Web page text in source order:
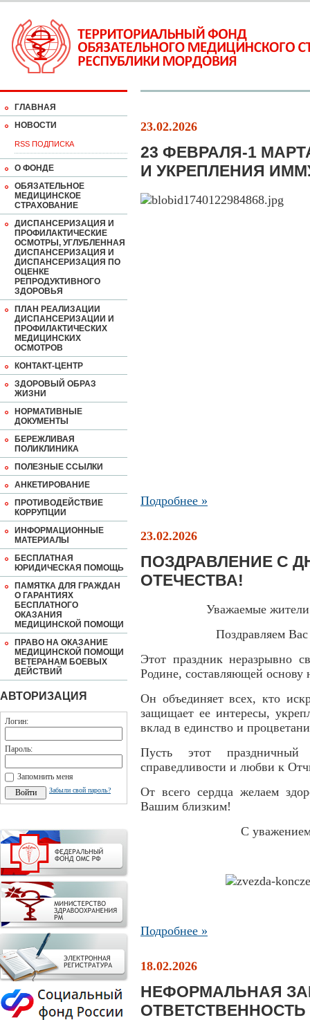
ГЛАВНАЯ
НОВОСТИ
RSS ПОДПИСКА
О ФОНДЕ
ОБЯЗАТЕЛЬНОЕ
МЕДИЦИНСКОЕ
СТРАХОВАНИЕ
ДИСПАНСЕРИЗАЦИЯ И
ПРОФИЛАКТИЧЕСКИЕ
ОСМОТРЫ, УГЛУБЛЕННАЯ
ДИСПАНСЕРИЗАЦИЯ И
ДИСПАНСЕРИЗАЦИЯ ПО
ОЦЕНКЕ
РЕПРОДУКТИВНОГО
ЗДОРОВЬЯ
ПЛАН РЕАЛИЗАЦИИ
ДИСПАНСЕРИЗАЦИИ И
ПРОФИЛАКТИЧЕСКИХ
МЕДИЦИНСКИХ
ОСМОТРОВ
КОНТАКТ-ЦЕНТР
ЗДОРОВЫЙ ОБРАЗ
ЖИЗНИ
НОРМАТИВНЫЕ
ДОКУМЕНТЫ
БЕРЕЖЛИВАЯ
ПОЛИКЛИНИКА
ПОЛЕЗНЫЕ ССЫЛКИ
АНКЕТИРОВАНИЕ
ПРОТИВОДЕЙСТВИЕ
КОРРУПЦИИ
ИНФОРМАЦИОННЫЕ
МАТЕРИАЛЫ
БЕСПЛАТНАЯ
ЮРИДИЧЕСКАЯ ПОМОЩЬ
ПАМЯТКА ДЛЯ ГРАЖДАН
О ГАРАНТИЯХ
БЕСПЛАТНОГО
ОКАЗАНИЯ
МЕДИЦИНСКОЙ ПОМОЩИ
ПРАВО НА ОКАЗАНИЕ
МЕДИЦИНСКОЙ ПОМОЩИ
ВЕТЕРАНАМ БОЕВЫХ
ДЕЙСТВИЙ
АВТОРИЗАЦИЯ
Логин:
Пароль:
Запомнить меня
Забыли свой пароль?
23.02.2026
23 ФЕВРАЛЯ-1
И УКРЕПЛЕНИЯ
Подробнее »
23.02.2026
ПОЗДРАВЛЕНИЕ С
ОТЕЧЕСТВА!
Уважаемые
Поздравляем
Этот праздник неразрывно
Родине, составляющей основу
Он объединяет всех, кто
защищает ее интересы,
вклад в единство и
Пусть этот
справедливости и любви к
От всего сердца желаем
Вашим близким!
С
Подробнее »
18.02.2026
НЕФОРМАЛЬНАЯ
ОТВЕТСТВЕННОСТЬ